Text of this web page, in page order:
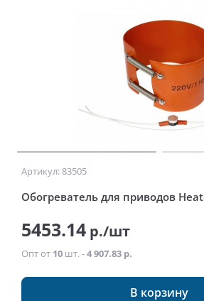
Артикул: 83505
Обогреватель для приводов
5453.14 р./шт
Опт от 10 шт. -4 907.83 р.
В корзину